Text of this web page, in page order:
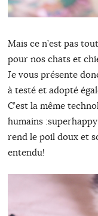
Mais ce n’est pas
pour nos chats et
Je vous présente
à testé et adopté
C’est la même
humains
rend le poil doux et
entendu!